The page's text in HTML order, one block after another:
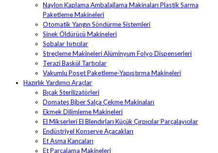
Naylon Kaplama Ambalajlama Makinaları Plastik Sarma
Paketleme Makineleri
Otomatik Yangın Söndürme Sistemleri
Sinek Öldürücü Makineleri
Sobalar Isıtıcılar
Streçleme Makineleri Alüminyum Folyo Dispenserleri
Terazi Baskül Tartıcılar
Vakumlu Poşet Paketleme-Yapıştırma Makineleri
Hazırlık Yardımcı Araçlar
Bıçak Sterilizatörleri
Domates Biber Salça Çekme Makinaları
Ekmek Dilimleme Makineleri
El Mikserleri El Blendırları Küçük Çırpıcılar Parçalayıcılar
Endüstriyel Konserve Açacakları
Et Asma Kancaları
Et Parçalama Makineleri